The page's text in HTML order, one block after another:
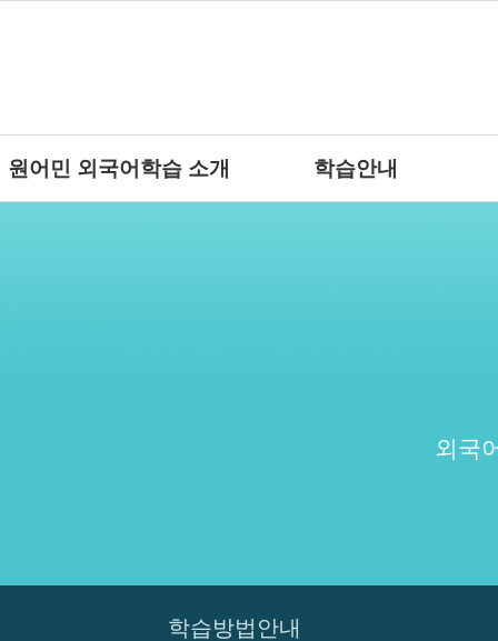
원어민 외국어학습 소개 학습안내
외국
학습방법안내